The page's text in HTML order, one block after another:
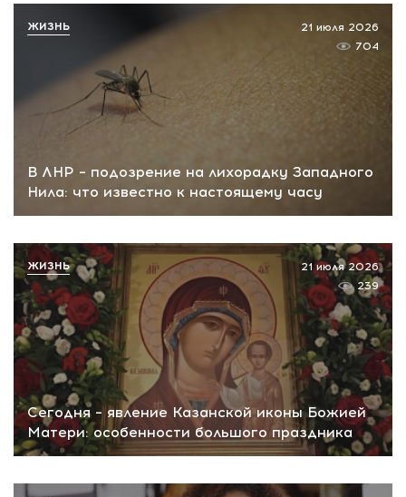
В ЛНР – подозрение на лихорадку Западного
Нила: что известно к настоящему часу
21 июля 2026
704
ЖИЗНЬ
Сегодня – явление Казанской иконы Божией
Матери: особенности большого праздника
21 июля 2026
239
ЖИЗНЬ